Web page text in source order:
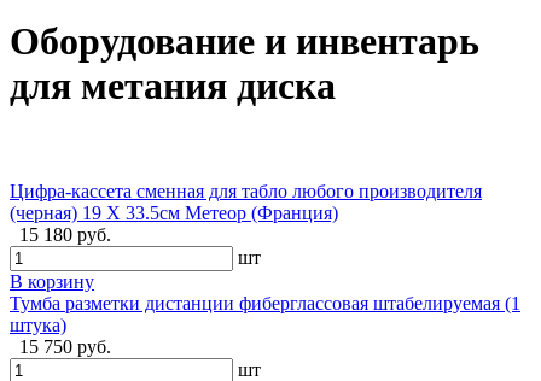
Оборудование и инвентарь
для метания диска
Цифра-кассета сменная для табло любого производителя
(черная) 19 X 33.5см Метеор (Франция)
15 180 руб.
шт
В корзину
Тумба разметки дистанции фиберглассовая штабелируемая (1
штука)
15 750 руб.
шт